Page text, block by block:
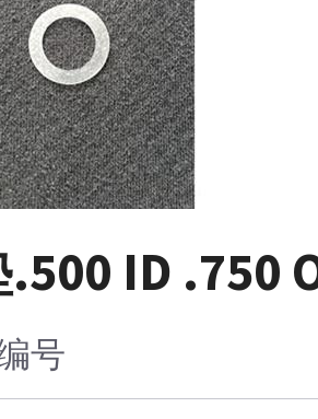
ID .750
号